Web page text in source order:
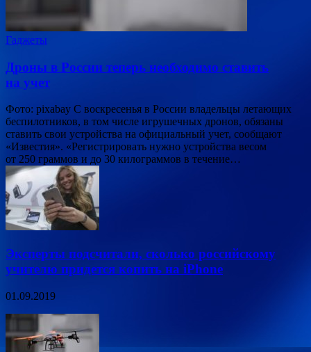
Гаджеты
Дроны в России теперь необходимо ставить
на учет
Фото: pixabay С воскресенья в России владельцы летающих
беспилотников, в том числе игрушечных дронов, обязаны
ставить свои устройства на официальный учет, сообщают
«Известия». «Регистрировать нужно устройства весом
от 250 граммов и до 30 килограммов в течение…
Эксперты подсчитали, сколько российскому
учителю придется копить на iPhone
01.09.2019